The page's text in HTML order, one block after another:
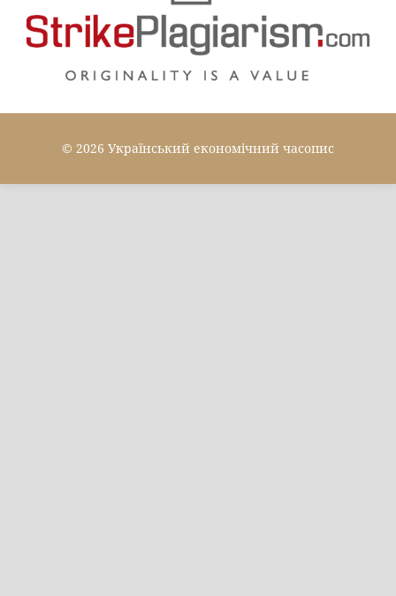
© 2026 Український економічний часопис